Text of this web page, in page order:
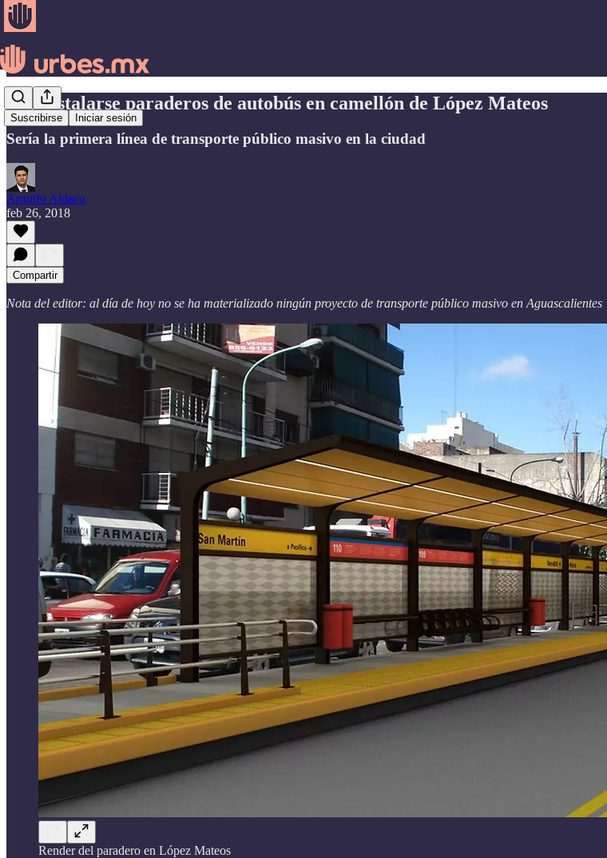
Suscribirse Iniciar sesión
Por instalarse paraderos de autobús en camellón de López Mateos
Sería la primera línea de transporte público masivo en la ciudad
Arnulfo Aldaco
feb 26, 2018
Compartir
Nota del editor: al día de hoy no se ha materializado ningún proyecto de transporte público masivo en Aguascalientes
Render del paradero en López Mateos